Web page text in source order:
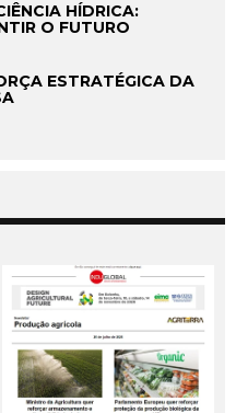
HÍDRICA:
O FUTURO
ESTRATÉGICA DA